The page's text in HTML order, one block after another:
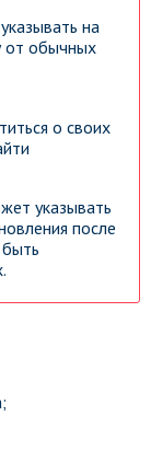
на
от обычных
о своих
указывать
после